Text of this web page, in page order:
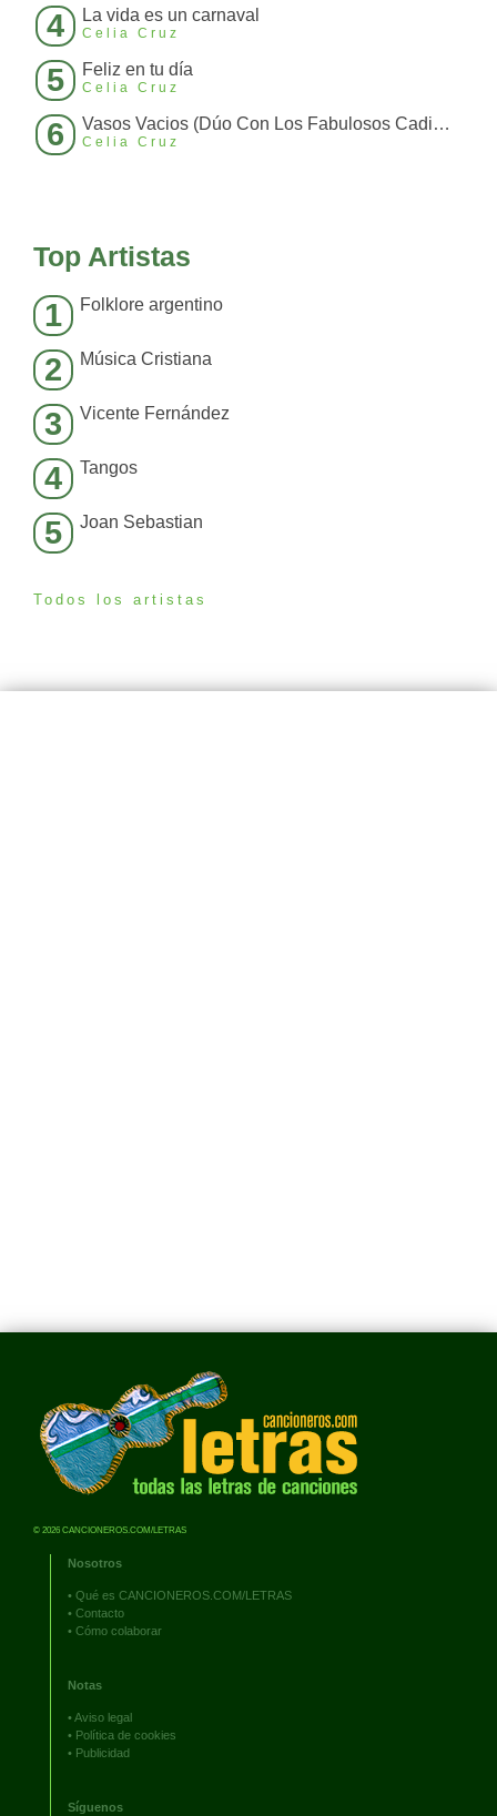
4 La vida es un carnaval
Celia Cruz
5 Feliz en tu día
Celia Cruz
6 Vasos Vacios (Dúo Con Los Fabulosos Cadillacs)
Celia Cruz
Top Artistas
1 Folklore argentino
2 Música Cristiana
3 Vicente Fernández
4 Tangos
5 Joan Sebastian
Todos los artistas
© 2026 CANCIONEROS.COM/LETRAS
Nosotros
• Qué es CANCIONEROS.COM/LETRAS
• Contacto
• Cómo colaborar
Notas
•Aviso legal
• Política de cookies
• Publicidad
Síguenos